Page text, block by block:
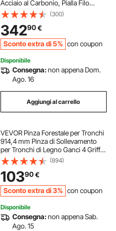
Acciaio al Carbonio, Pialla Filo
Spessore da 15A Velocità 23500
giri/min Larghezza max. 33 cm per
Lavorazione di Legno da
Falegnameria
(300)
34290€
Sconto extra di 5% con coupon
Disponibile
Consegna:non appena Dom.
Ago. 16
Aggiungi al carrello
VEVOR Pinza Forestale per Tronchi
914,4 mm Pinza di Sollevamento
per Tronchi di Legno Ganci 4 Griffe
Girevoli Portata max. 1500 kg Pinza
per Legno in Acciaio per Trattori
Camion ATV Carrelli Elevatori
(894)
10390€
Sconto extra di 3% con coupon
Disponibile
Consegna:non appena Sab.
Ago. 15